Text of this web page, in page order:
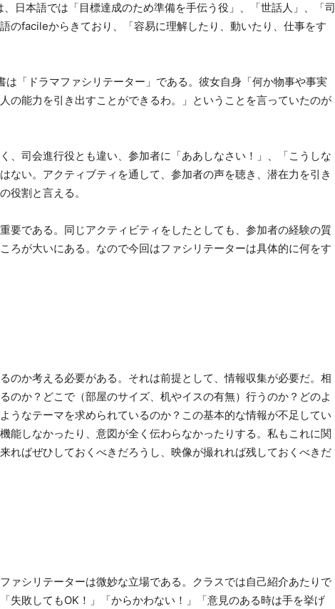
日本語では「目標達成のため準備を手伝う役」、「世話人」、「司
のfacileからきており、「容易に理解したり、動いたり、仕事をす
は「ドラマファシリテーター」である。彼女自身「何か物事や事実
の能力を引き出すことができるわ。」ということを言っていたのが
、司会進行役とも違い、参加者に「ああしなさい！」、「こうしな
ない。アクティブティを通して、参加者の声を聴き、潜在力を引き
役割と言える。
要である。同じアクティビティをしたとしても、参加者の経験の質
ろが大いにある。なので今回はファシリテーターは具体的に何をす
のか考える必要がある。それは前提として、情報収集が必要だ。相
のか？どこで（部屋のサイズ、机やイスの有無）行うのか？どのよ
うなテーマを求められているのか？この基本的な情報が不足してい
能しなかったり、意図が全く伝わらなかったりする。私もこれに関
ればぜひしておくべきだろうし、映像が撮れれば残しておくべきだ
ァシリテーターは微妙な立場である。クラスでは自己紹介あたりで
失敗してもOK！」「からかわない！」「意見のある時は手を挙げ